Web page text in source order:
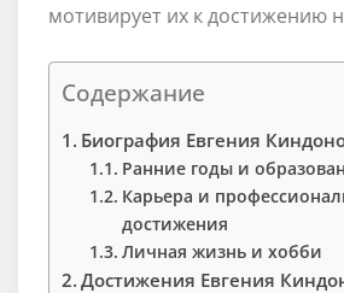
мотивирует их к достижению
Содержание
Биография Евгения
Ранние годы и
Карьера и
достижения
Личная жизнь и хобби
Достижения Евгения